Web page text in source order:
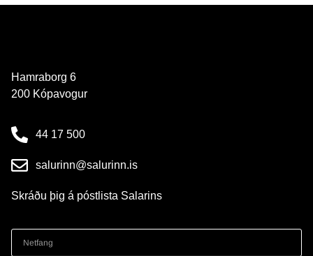
Hamraborg 6
200 Kópavogur
44 17 500
salurinn@salurinn.is
Skráðu þig á póstlista Salarins